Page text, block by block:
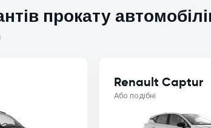
прокату
Renault Captur
Або подібні